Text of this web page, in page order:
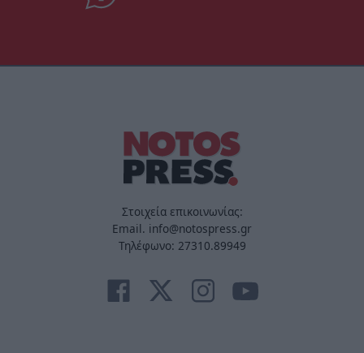
Στοιχεία επικοινωνίας:
Email. info@notospress.gr
Τηλέφωνο: 27310.89949